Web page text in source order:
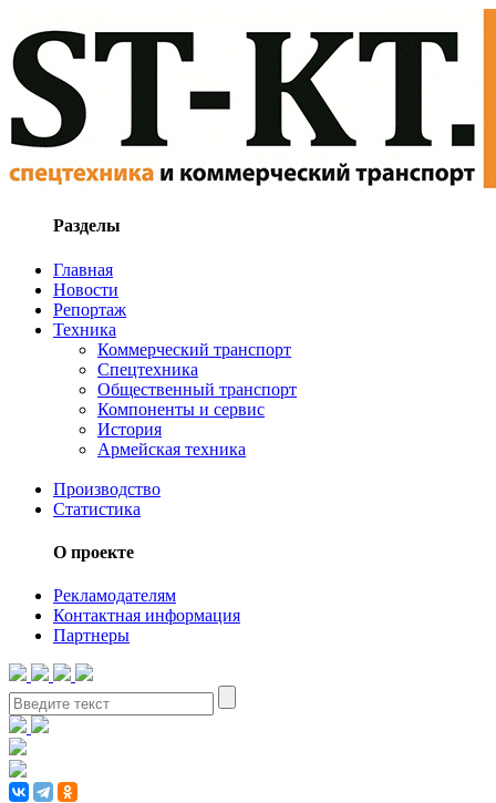
Разделы
Главная
Новости
Репортаж
Техника
Коммерческий транспорт
Спецтехника
Общественный транспорт
Компоненты и сервис
История
Армейская техника
Производство
Статистика
О проекте
Рекламодателям
Контактная информация
Партнеры